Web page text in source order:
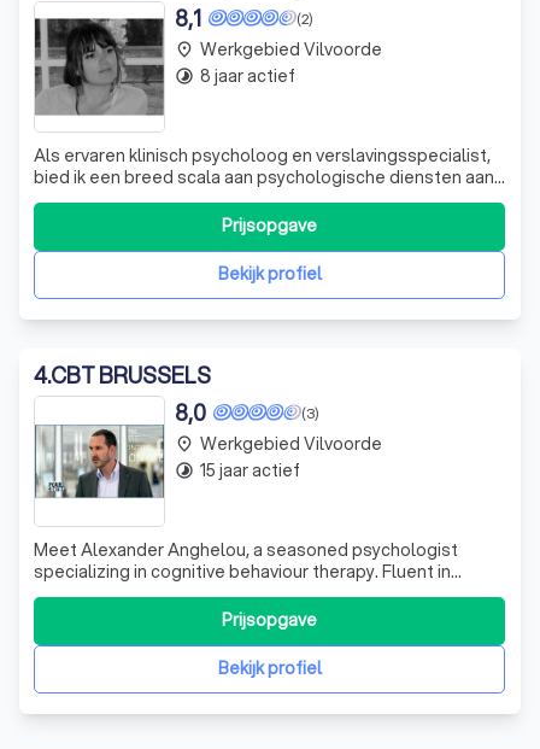
(2)
8,1
Als ervaren klinisch psycholoog en verslavingsspecialist,
bied ik een breed scala aan psychologische diensten aan.
Mijn opleiding in de klinische psychologie, met een
Freudiaanse oriëntatie, heeft me in staat gesteld om
verschillende stromingen en theorieën te ontdekken en
te omarmen. Ik heb een bijBekijk profiel
Prijsopgave
place Werkgebied Vilvoorde
timelapse 8 jaar actief
4.CBT BRUSSELS
(3)
8,0
Meet Alexander Anghelou, a seasoned psychologist
specializing in cognitive behaviour therapy. Fluent in
English, French, and Greek, Alexander has been providing
his expert services from his private practice since 2005.
He is a proud
Bekijk profiel
Prijsopgave
place Werkgebied Vilvoorde
timelapse 15 jaar actief